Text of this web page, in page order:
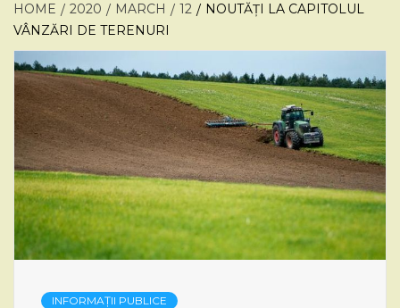
HOME 2020 MARCH 12
NOUTĂȚI LA CAPITOLUL
VÂNZĂRI DE TERENURI
INFORMAȚII PUBLICE